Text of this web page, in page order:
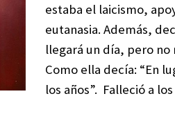
estaba el laicismo,
eutanasia. Además,
llegará un día, pero no
Como ella decía: “En
los años”. Falleció a